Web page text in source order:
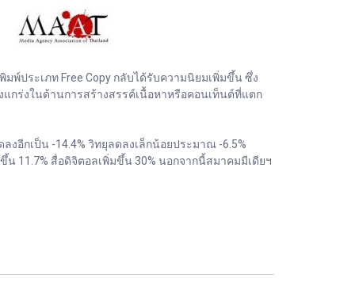
พ์ประเภท Free Copy กลับได้รับความนิยมเพิ่มขึ้น ซึ่ง
กร่งในด้านการสร้างสรรค์เนื้อหาหรือคอนเท็นต์ที่แตก
อีกเป็น -14.4% วิทยุลดลงเล็กน้อยประมาณ -6.5%
11.7% สื่อดิจิตอลเพิ่มขึ้น 30% นอกจากนี้สมาคมมีเดียฯ